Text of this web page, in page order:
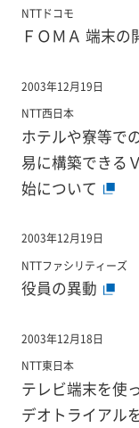
NTTドコモ
ＦＯＭＡ 端末
2003年12月19日
NTT西日本
ホテルや寮等で
易に構築できる
始について
2003年12月19日
NTTファシリティーズ
役員の異動
2003年12月18日
NTT東日本
テレビ端末を使
デオトライアル